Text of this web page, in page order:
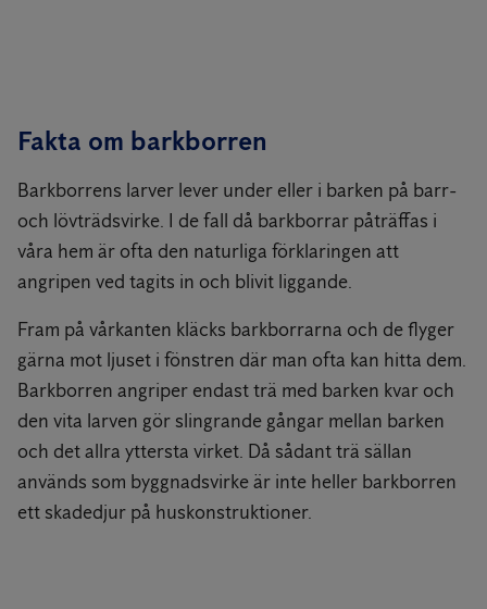
Fakta om barkborren
Barkborrens larver lever under eller i barken på barr-
och lövträdsvirke. I de fall då barkborrar påträffas i
våra hem är ofta den naturliga förklaringen att
angripen ved tagits in och blivit liggande.
Fram på vårkanten kläcks barkborrarna och de flyger
gärna mot ljuset i fönstren där man ofta kan hitta dem.
Barkborren angriper endast trä med barken kvar och
den vita larven gör slingrande gångar mellan barken
och det allra yttersta virket. Då sådant trä sällan
används som byggnadsvirke är inte heller barkborren
ett skadedjur på huskonstruktioner.